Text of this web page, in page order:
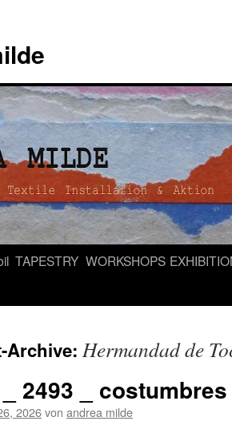
TAPESTRY WORKSHOPS
Archive: Hermandad de
2493 _ costumbres
2026von andrea milde